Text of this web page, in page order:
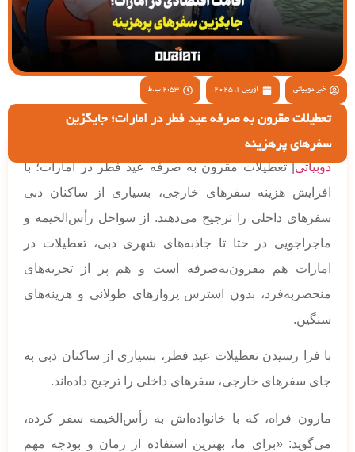
خبر دوبیاتی آوریل 1, 2025 2:53 ب.ظ
تعطیلات مقرون به صرفه عید فطر در امارات؛ جایگزین
سفرهای پرهزینه
دوبیاتی| تعطیلات مقرون به صرفه عید فطر در امارات؛ با
افزایش هزینه سفرهای خارجی، بسیاری از ساکنان دبی
سفر‌های داخلی را ترجیح می‌دهند. از سواحل رأس‌الخیمه و
ماجراجویی در حتا تا جاذبه‌های شهری دبی، تعطیلات در
امارات هم مقرون‌به‌صرفه است و هم پر از تجربه‌های
منحصربه‌فرد، بدون استرس پروازهای طولانی و هزینه‌های
سنگین.
با فرا رسیدن تعطیلات عید فطر، بسیاری از ساکنان دبی به
جای سفرهای خارجی، سفرهای داخلی را ترجیح داده‌اند.
مارون فراه، که با خانواده‌اش به رأس‌الخیمه سفر کرده،
می‌گوید: «برای ما، بهترین استفاده از زمان و بودجه مهم